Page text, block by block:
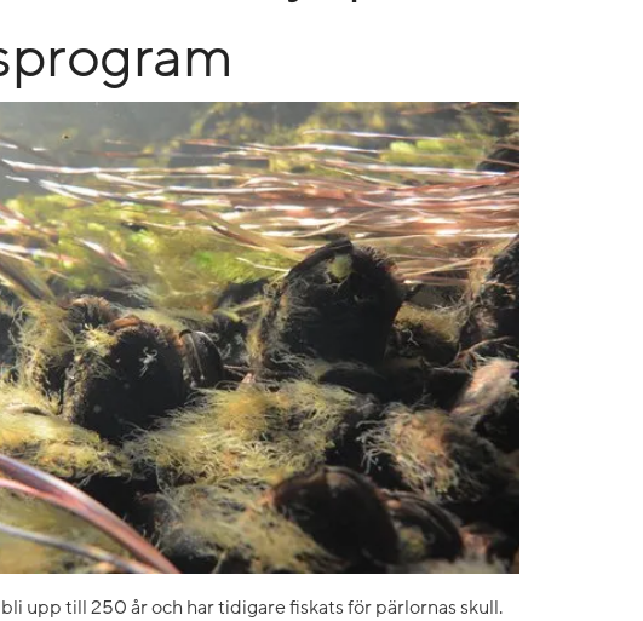
upp till 250 år och har tidigare fiskats för pärlornas skull.